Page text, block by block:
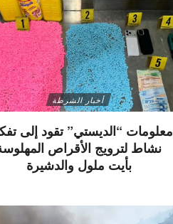
أخبار الشرطة
معلومات “الديستي” تقود إلى
نشاط لترويج الأقراص
بأيت ملول والدشيرة